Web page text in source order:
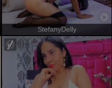
StefanyDelly